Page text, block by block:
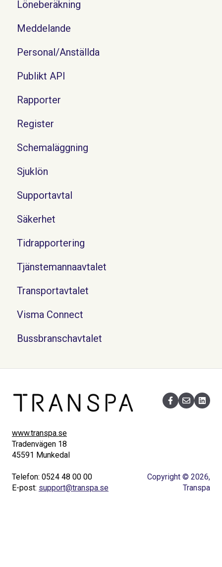
Löneberäkning
Meddelande
Personal/Anställda
Publikt API
Rapporter
Register
Schemaläggning
Sjuklön
Supportavtal
Säkerhet
Tidrapportering
Tjänstemannaavtalet
Transportavtalet
Visma Connect
Bussbranschavtalet
www.transpa.se
Tradenvägen 18
45591 Munkedal
Telefon: 0524 48 00 00
E-post: support@transpa.se
Copyright © 2026,
Transpa